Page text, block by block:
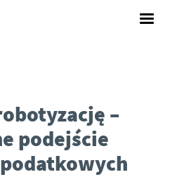
–
podejście